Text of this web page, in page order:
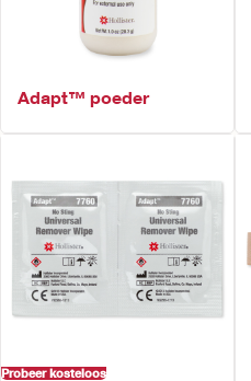
Adapt™ poeder
Probeer kosteloos